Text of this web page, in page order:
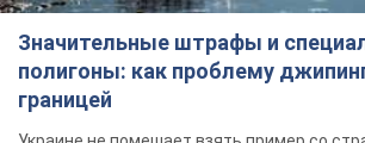
Значительные штрафы и
полигоны: как проблему
границей